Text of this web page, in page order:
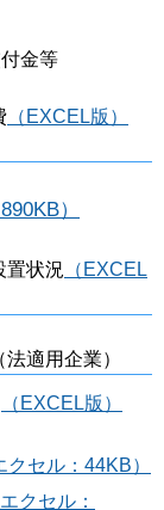
金等
（EXCEL版）
）
状況 （EXCEL
適用企業）
（EXCEL版）
クセル：44KB）
クセル：